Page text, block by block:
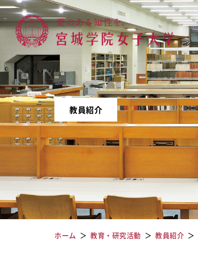
宮城学院女子大学
教員紹介
ホーム 教育・研究活動 教員紹介